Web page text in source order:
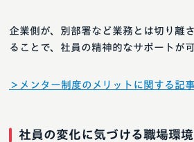
企業側が、別部署など業務とは切り離
ることで、社員の精神的なサポートが可
＞メンター制度のメリットに関する記
社員の変化に気づける職場環